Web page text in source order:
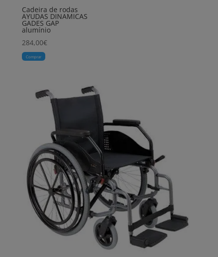
Cadeira de rodas
AYUDAS DINAMICAS
GADES GAP
alumínio
284,00€
Comprar